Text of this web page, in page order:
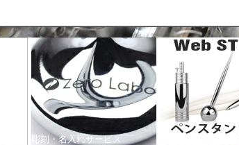
彫刻・名入れサービス